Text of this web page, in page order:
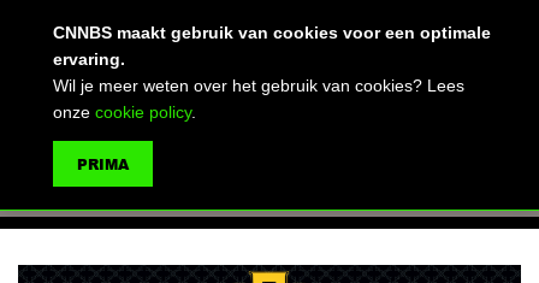
CNNBS maakt gebruik van cookies voor een optimale
ervaring.
Wil je meer weten over het gebruik van cookies? Lees
onze cookie policy.
PRIMA